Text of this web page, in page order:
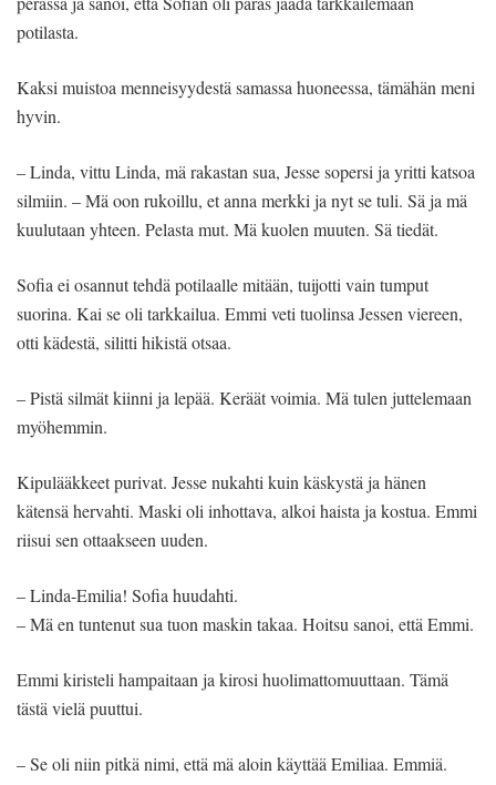
potilasta.
Kaksi muistoa menneisyydestä samassa huoneessa, tämähän meni
hyvin.
– Linda, vittu Linda, mä rakastan sua, Jesse sopersi ja yritti katsoa
silmiin. – Mä oon rukoillu, et anna merkki ja nyt se tuli. Sä ja mä
kuulutaan yhteen. Pelasta mut. Mä kuolen muuten. Sä tiedät.
Sofia ei osannut tehdä potilaalle mitään, tuijotti vain tumput
suorina. Kai se oli tarkkailua. Emmi veti tuolinsa Jessen viereen,
otti kädestä, silitti hikistä otsaa.
– Pistä silmät kiinni ja lepää. Keräät voimia. Mä tulen juttelemaan
myöhemmin.
Kipulääkkeet purivat. Jesse nukahti kuin käskystä ja hänen
kätensä hervahti. Maski oli inhottava, alkoi haista ja kostua. Emmi
riisui sen ottaakseen uuden.
– Linda-Emilia! Sofia huudahti.
– Mä en tuntenut sua tuon maskin takaa. Hoitsu sanoi, että Emmi.
Emmi kiristeli hampaitaan ja kirosi huolimattomuuttaan. Tämä
tästä vielä puuttui.
– Se oli niin pitkä nimi, että mä aloin käyttää Emiliaa. Emmiä.